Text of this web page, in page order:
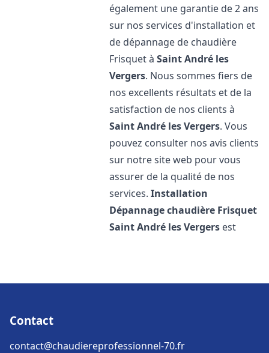
également une garantie de 2 ans
sur nos services d'installation et
de dépannage de chaudière
Frisquet àSaint André les
Vergers. Nous sommes fiers de
nos excellents résultats et de la
satisfaction de nos clients à
Saint André les Vergers. Vous
pouvez consulter nos avis clients
sur notre site web pour vous
assurer de la qualité de nos
services.Installation
Dépannage chaudière Frisquet
Saint André les Vergers est
Contact
contact@chaudiereprofessionnel-70.fr